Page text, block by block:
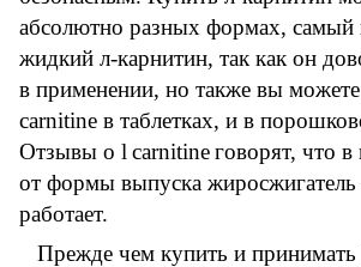
абсолютно разных формах,
жидкий л-карнитин, так как он
в применении, но также вы
carnitine в таблетках, и в
Отзывы о l carnitineговорят, что в
от формы выпуска жиросжигатель
работает.
Прежде чем купить и принимать